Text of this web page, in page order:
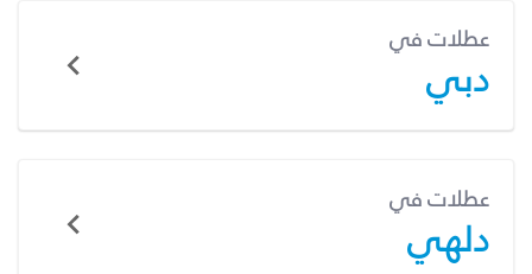
عطلات في
دبي
عطلات في
دلهي